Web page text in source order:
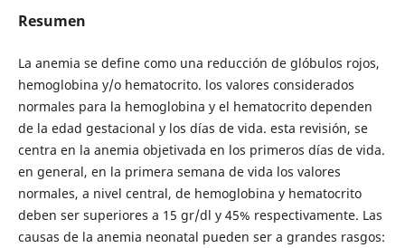
Resumen
La anemia se define como una reducción de glóbulos rojos,
hemoglobina y/o hematocrito. los valores considerados
normales para la hemoglobina y el hematocrito dependen
de la edad gestacional y los días de vida. esta revisión, se
centra en la anemia objetivada en los primeros días de vida.
en general, en la primera semana de vida los valores
normales, a nivel central, de hemoglobina y hematocrito
deben ser superiores a 15 gr/dl y 45% respectivamente. Las
causas de la anemia neonatal pueden ser a grandes rasgos: